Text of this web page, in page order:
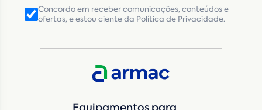
Concordo em receber comunicações, conteúdos e
ofertas, e estou ciente da Política de Privacidade.
CNPJ Inscrição Estadual(Produtor Rural)
CNPJ da empresa/ CPF - Produtor rural*